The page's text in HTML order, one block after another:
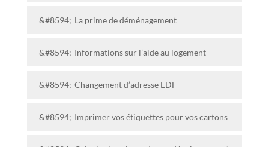
La prime de déménagement
Informations sur l’aide au logement
Changement d’adresse EDF
Imprimer vos étiquettes pour vos cartons